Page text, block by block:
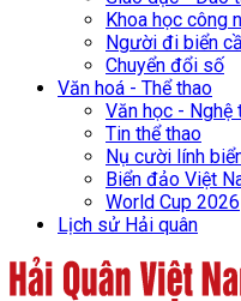
Khoa học công
Người đi biển
Chuyển đổi số
Văn hoá - Thể thao
Văn học - Nghệ
Tin thể thao
Nụ cười lính
Biển đảo Việt
World Cup 2026
Lịch sử Hải quân